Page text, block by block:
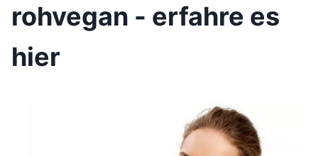
rohvegan - erfahre es
hier